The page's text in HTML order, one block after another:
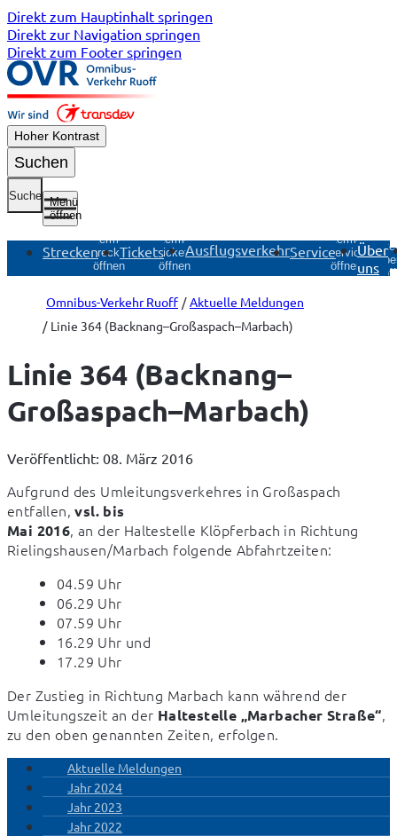
Direkt zum Hauptinhalt springen
Direkt zur Navigation springen
Direkt zum Footer springen
Hoher Kontrast
Suchen
Suche
Menü
öffnen
Strecken
Untermenü
Strecken
öffnen
Tickets
Untermenü
Tickets
öffnen
AusflugsverkehrService
Untermenü
Service
öffnen
Über
uns
Omnibus-Verkehr Ruoff
Aktuelle Meldungen
Linie 364 (Backnang–Großaspach–Marbach)
Linie 364 (Backnang–
Großaspach–Marbach)
Veröffentlicht: 08. März 2016
Aufgrund des Umleitungsverkehres in Großaspach
entfallen, vsl. bis
Mai 2016, an der Haltestelle Klöpferbach in Richtung
Rielingshausen/Marbach folgende Abfahrtzeiten:
04.59 Uhr
06.29 Uhr
07.59 Uhr
16.29 Uhr und
17.29 Uhr
Der Zustieg in Richtung Marbach kann während der
Umleitungszeit an der Haltestelle „Marbacher Straße“,
zu den oben genannten Zeiten, erfolgen.
Aktuelle Meldungen
Jahr 2024
Jahr 2023
Jahr 2022